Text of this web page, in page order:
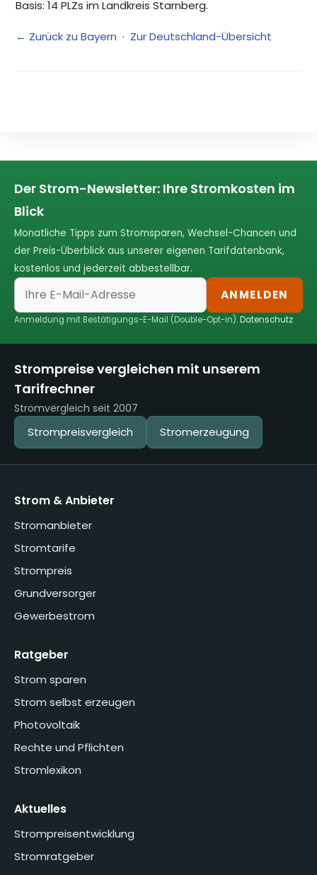
Basis: 14 PLZs im Landkreis Starnberg.
← Zurück zu Bayern · Zur Deutschland-Übersicht
Der Strom-Newsletter: Ihre Stromkosten im
Blick
Monatliche Tipps zum Stromsparen, Wechsel-Chancen und
der Preis-Überblick aus unserer eigenen Tarifdatenbank,
kostenlos und jederzeit abbestellbar.
ANMELDEN
Anmeldung mit Bestätigungs-E-Mail (Double-Opt-in).Datenschutz
Strompreise vergleichen mit unserem
Tarifrechner
Stromvergleich seit 2007
Strompreisvergleich Stromerzeugung
Strom & Anbieter
Stromanbieter
Stromtarife
Strompreis
Grundversorger
Gewerbestrom
Ratgeber
Strom sparen
Strom selbst erzeugen
Photovoltaik
Rechte und Pflichten
Stromlexikon
Aktuelles
Strompreisentwicklung
Stromratgeber